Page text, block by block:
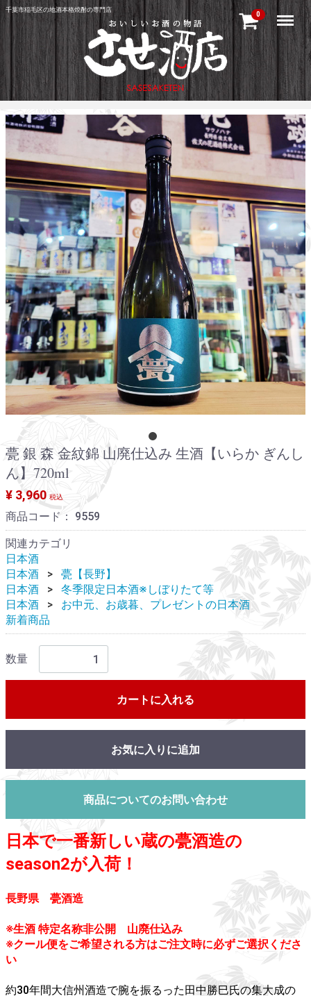
千葉市稲毛区の地酒本格焼酎の専門店
0 Menu
甍 銀 森 金紋錦 山廃仕込み 生酒【いらか ぎんし
ん】720ml
¥ 3,960 税込
商品コード： 9559
関連カテゴリ
日本酒
日本酒
甍【長野】
日本酒
冬季限定日本酒※しぼりたて等
日本酒
お中元、お歳暮、プレゼントの日本酒
新着商品
数量
カートに入れる
お気に入りに追加
商品についてのお問い合わせ
日本で一番新しい蔵の甍酒造の
season2が入荷！
長野県 甍酒造
※生酒 特定名称非公開 山廃仕込み
※クール便をご希望される方はご注文時に必ずご選択くださ
い
約30年間大信州酒造で腕を振るった田中勝巳氏の集大成の